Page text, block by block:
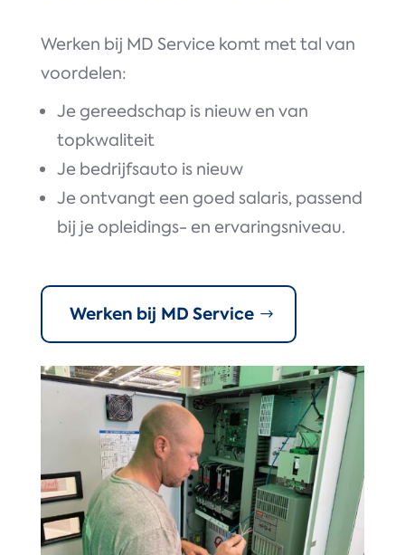
Werken bij MD Service komt met tal van
voordelen:
Je gereedschap is nieuw en van
topkwaliteit
Je bedrijfsauto is nieuw
Je ontvangt een goed salaris, passend
bij je opleidings- en ervaringsniveau.
Werken bij MD Service